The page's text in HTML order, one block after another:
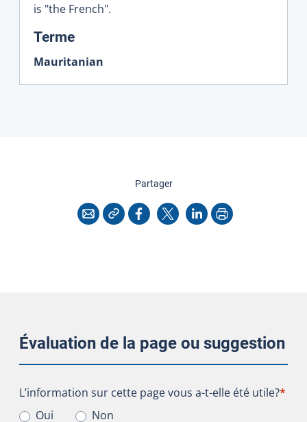
is "the French".
Terme:
Mauritanian
Partagercette page
CourrielCopier l'adresse
Facebook
X LinkedInImprimer
Évaluation de la page ou suggestion
L’information sur cette page vous a-t-elle été utile?
L’information sur cette page vous a-t-elle été utile?*
Oui
Non